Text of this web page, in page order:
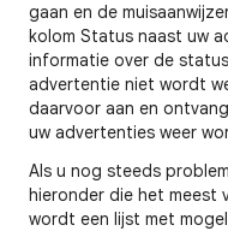
gaan en de
kolom Status naast uw
informatie over de
advertentie niet wordt
daarvoor aan en
uw advertenties weer
Als u nog steeds
hieronder die het meest
wordt een lijst met